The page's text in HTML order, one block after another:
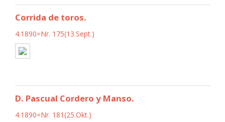
Corrida de toros.
4.1890=Nr. 175(13.Sept.)
D. Pascual Cordero y Manso.
4.1890=Nr. 181(25.Okt.)